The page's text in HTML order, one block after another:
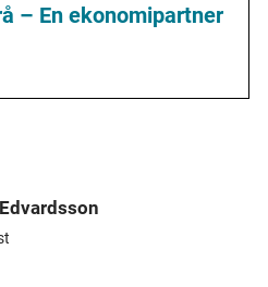
– En ekonomipartner